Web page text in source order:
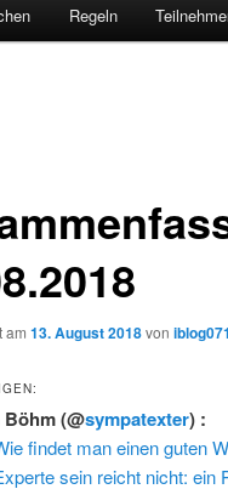
Regeln
am 13. August 2018von
Böhm(@sympatexter) :
findet man einen guten
sein reicht nicht: ein